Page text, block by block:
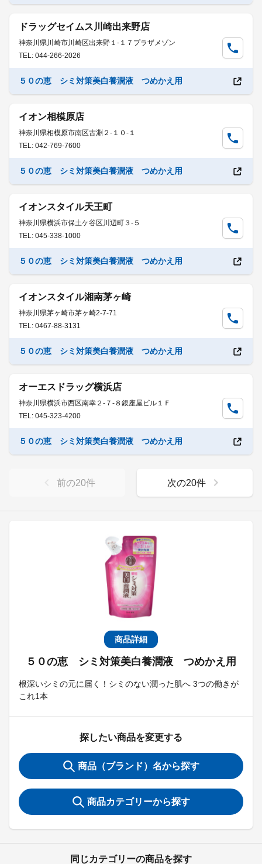
商品詳細
５０の恵 シミ対策美白養潤液 つめかえ用
根深いシミの元に届く！シミのない潤った肌へ 3つの働きが
これ1本
探したい商品を変更する
商品（ブランド）名から探す
商品カテゴリーから探す
同じカテゴリーの商品を探す
ドラッグセイムス川崎出来野店
神奈川県川崎市川崎区出来野１-１７プラザメゾン
TEL: 044-266-2026
５０の恵 シミ対策美白養潤液 つめかえ用
イオン相模原店
神奈川県相模原市南区古淵２-１０-１
TEL: 042-769-7600
５０の恵 シミ対策美白養潤液 つめかえ用
イオンスタイル天王町
神奈川県横浜市保土ケ谷区川辺町３-５
TEL: 045-338-1000
５０の恵 シミ対策美白養潤液 つめかえ用
イオンスタイル湘南茅ヶ崎
神奈川県茅ヶ崎市茅ヶ崎2-7-71
TEL: 0467-88-3131
５０の恵 シミ対策美白養潤液 つめかえ用
オーエスドラッグ横浜店
神奈川県横浜市西区南幸２-７-８銀座屋ビル１Ｆ
TEL: 045-323-4200
５０の恵 シミ対策美白養潤液 つめかえ用
前の20件 次の20件